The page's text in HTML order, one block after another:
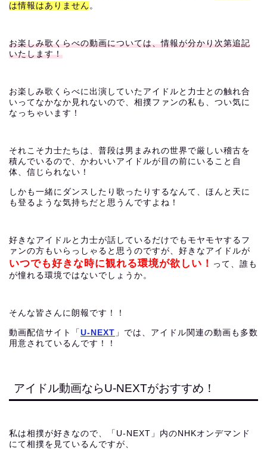
は情報はありません 。
お楽しみ歌くらべの動画については、情報が分かり次第追記
いたします！
お楽しみ歌くらべに出演していたアイドルと力士との触れ合
いってなかなか見れないので、相撲ファンの私も、つい気に
なっちゃいます！
それこそ力士たちは、普段は男まみれの世界で厳しい稽古を
積んでいるので、かわいいアイドルが目の前にいること自
体、信じられない！
しかも一緒にダンスしたり歌ったりするなんて、ほんと天に
も登るような気持ちだと思うんですよね！
好きなアイドルと力士が話しているだけでもモヤモヤするフ
ァンの方もいらっしゃると思うのですが、好きなアイドルが
いつでも好きな時に観れる環境が欲しい！
って、誰も
が憧れる環境ではないでしょうか。
そんな皆さんに朗報です！！
動画配信サイト「 U-NEXT 」では、アイドル関連の動画も多数
用意されているんです！！
アイドル動画ならU-NEXTがおすすめ！
私は相撲が好きなので、「U-NEXT」内のNHKオンデマンド
にて相撲を見ているんですが、